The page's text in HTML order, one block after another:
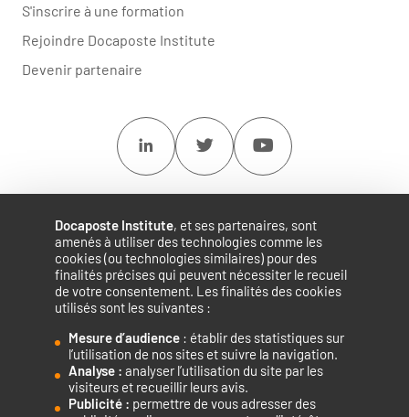
Docaposte Institute, et ses partenaires, sont
amenés à utiliser des technologies comme les
cookies (ou technologies similaires) pour des
finalités précises qui peuvent nécessiter le recueil
de votre consentement. Les finalités des cookies
utilisés sont les suivantes :
Mesure d’audience : établir des statistiques sur
l’utilisation de nos sites et suivre la navigation.
Analyse : analyser l’utilisation du site par les
visiteurs et recueillir leurs avis.
Publicité : permettre de vous adresser des
Accélérateur de compétences numériques.
S'inscrire à une formation
Rejoindre Docaposte Institute
Devenir partenaire
Linkedin Twitter Youtube